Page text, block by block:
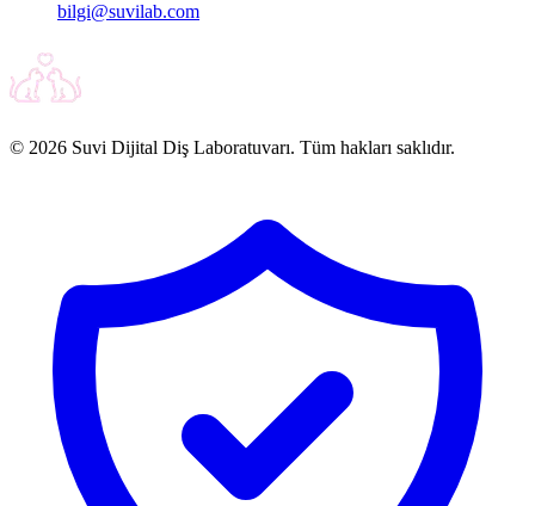
bilgi@suvilab.com
© 2026 Suvi Dijital Diş Laboratuvarı. Tüm hakları saklıdır.